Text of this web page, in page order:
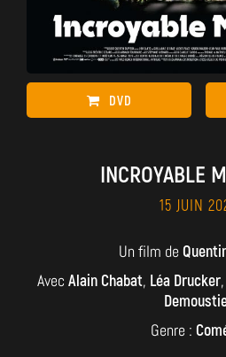
DVD
INCROYABLE
15 JUIN
Un film de
Avec Alain Chabat, Léa Drucker,
Genre :